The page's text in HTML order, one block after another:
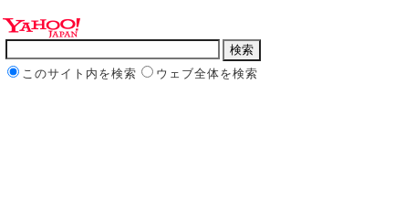
このサイト内を検索 ウェブ全体を検索